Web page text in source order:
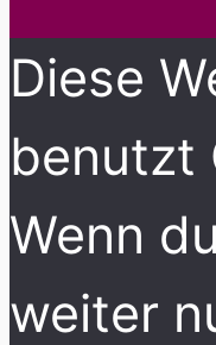
Diese
benutzt
Wenn
weiter